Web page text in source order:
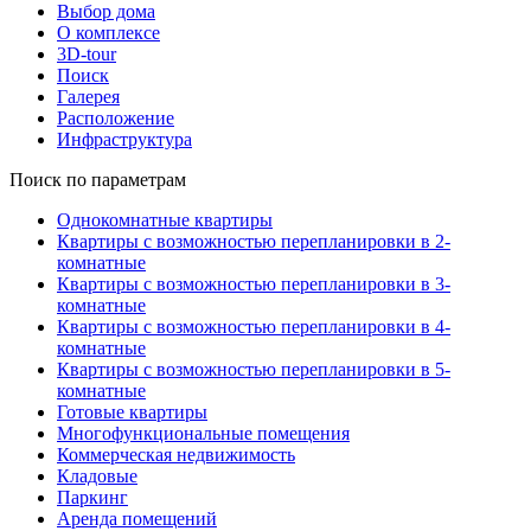
Выбор дома
О комплексе
3D-tour
Поиск
Галерея
Расположение
Инфраструктура
Поиск по параметрам
Однокомнатные квартиры
Квартиры с возможностью перепланировки в 2-
комнатные
Квартиры с возможностью перепланировки в 3-
комнатные
Квартиры с возможностью перепланировки в 4-
комнатные
Квартиры с возможностью перепланировки в 5-
комнатные
Готовые квартиры
Многофункциональные помещения
Коммерческая недвижимость
Кладовые
Паркинг
Аренда помещений